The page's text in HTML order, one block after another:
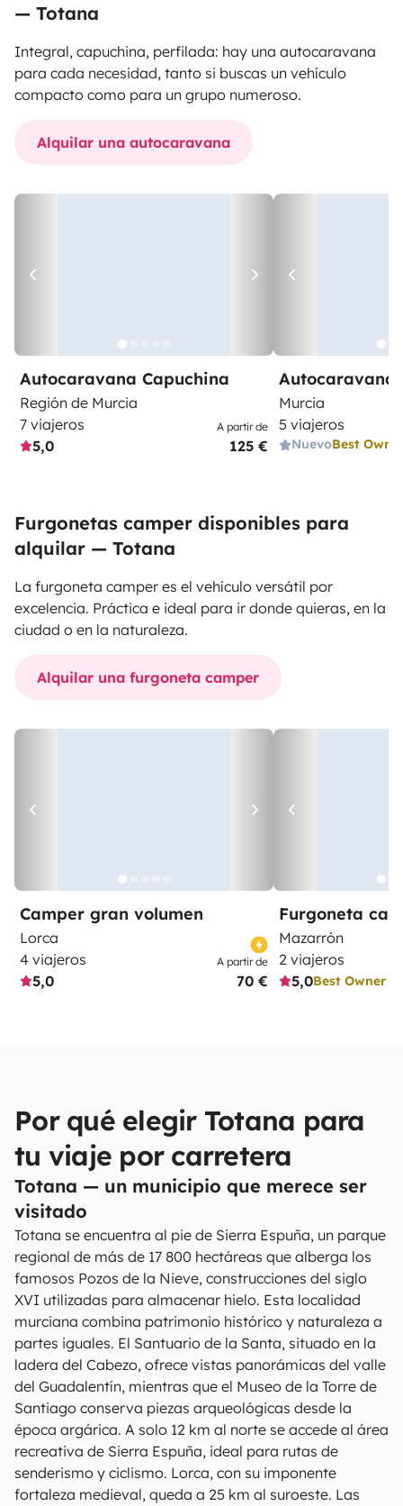
— Totana
Integral, capuchina, perfilada: hay una autocaravana
para cada necesidad, tanto si buscas un vehículo
compacto como para un grupo numeroso.
Alquilar una autocaravana
Autocaravana Capuchina
Región de Murcia
7 viajeros
5,0
A partir de
125 €
Autocaravana
Murcia
5 viajeros
NuevoBest
Furgonetas camper disponibles para
alquilar — Totana
La furgoneta camper es el vehículo versátil por
excelencia. Práctica e ideal para ir donde quieras, en la
ciudad o en la naturaleza.
Alquilar una furgoneta camper
Camper gran volumen
Lorca
4 viajeros
5,0
A partir de
70 €
Furgoneta
Mazarrón
2 viajeros
5,0Best Owner
Por qué elegir Totana para
tu viaje por carretera
Totana — un municipio que merece ser
visitado
Totana se encuentra al pie de Sierra Espuña, un parque
regional de más de 17 800 hectáreas que alberga los
famosos Pozos de la Nieve, construcciones del siglo
XVI utilizadas para almacenar hielo. Esta localidad
murciana combina patrimonio histórico y naturaleza a
partes iguales. El Santuario de la Santa, situado en la
ladera del Cabezo, ofrece vistas panorámicas del valle
del Guadalentín, mientras que el Museo de la Torre de
Santiago conserva piezas arqueológicas desde la
época argárica. A solo 12 km al norte se accede al área
recreativa de Sierra Espuña, ideal para rutas de
senderismo y ciclismo. Lorca, con su imponente
fortaleza medieval, queda a 25 km al suroeste. Las